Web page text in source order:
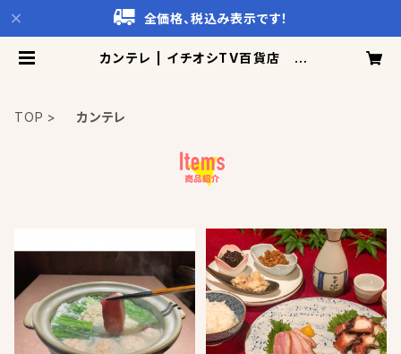
全価格、税込み表示です！
カンテレ | イチオシTV百貨店 Ca
TOP カンテレ